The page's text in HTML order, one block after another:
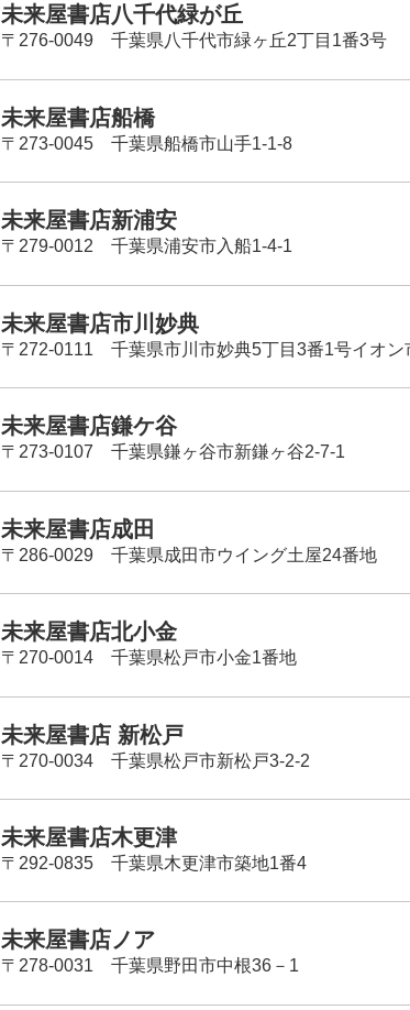
未来屋書店八千代緑が丘
〒276-0049 千葉県八千代市緑ヶ丘2丁目1番3号
未来屋書店船橋
〒273-0045 千葉県船橋市山手1-1-8
未来屋書店新浦安
〒279-0012 千葉県浦安市入船1-4-1
未来屋書店市川妙典
〒272-0111 千葉県市川市妙典5丁目3番1号イオン
未来屋書店鎌ケ谷
〒273-0107 千葉県鎌ヶ谷市新鎌ヶ谷2-7-1
未来屋書店成田
〒286-0029 千葉県成田市ウイング土屋24番地
未来屋書店北小金
〒270-0014 千葉県松戸市小金1番地
未来屋書店 新松戸
〒270-0034 千葉県松戸市新松戸3-2-2
未来屋書店木更津
〒292-0835 千葉県木更津市築地1番4
未来屋書店ノア
〒278-0031 千葉県野田市中根36－1